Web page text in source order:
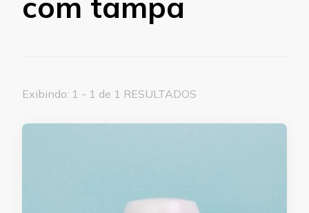
Exibindo: 1 - 1 de 1 RESULTADOS